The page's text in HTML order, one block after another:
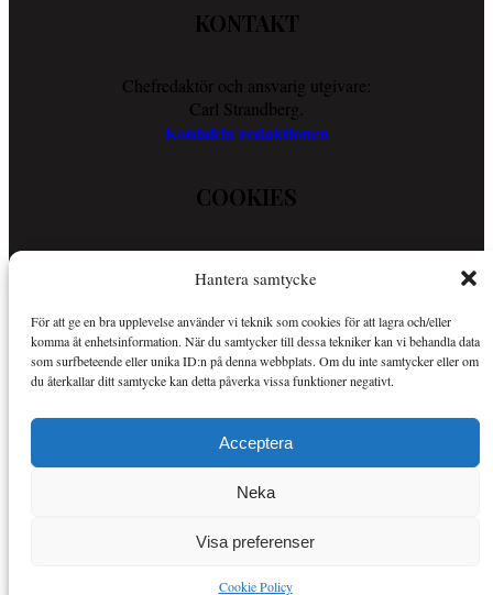
Hantera samtycke
För att ge en bra upplevelse använder vi teknik som cookies för att lagra och/eller
komma åt enhetsinformation. När du samtycker till dessa tekniker kan vi behandla data
som surfbeteende eller unika ID:n på denna webbplats. Om du inte samtycker eller om
du återkallar ditt samtycke kan detta påverka vissa funktioner negativt.
Acceptera
Neka
Visa preferenser
Cookie Policy
KONTAKT
Chefredaktör och ansvarig utgivare:
Carl Strandberg.
Kontakta redaktionen
COOKIES
Läs vår Cookie Policy för att ta reda på vad vi gör för att förenkla
din läsupplevelse.
OM SPORTKURIREN
Sportkuriren är en nättidning med fokus på sport i allmänhet och
Mer om Sportkuriren
Copyright © Alla rättigheter reserverade.
Insert